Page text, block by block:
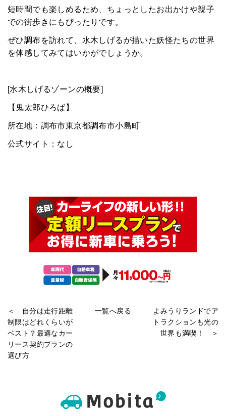
短時間でも楽しめるため、ちょっとしたお出かけや親子
での街歩きにもぴったりです。
ぜひ調布を訪れて、水木しげるが描いた妖怪たちの世界
を体感してみてはいかがでしょうか。
[水木しげるゾーンの概要]
【鬼太郎ひろば】
所在地：調布市東京都調布市小島町
公式サイト：なし
＜ 自分は走行距離
制限はどれくらいが
ベスト？最適なカー
リース契約プランの
選び方
一覧へ戻る
よみうりランドでア
トラクションも光の
世界も満喫！ ＞